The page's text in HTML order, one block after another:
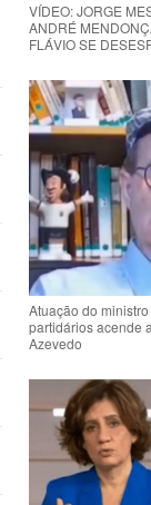
VÍDEO: JORGE
ANDRÉ
FLÁVIO SE
Atuação do
partidários acende
Azevedo